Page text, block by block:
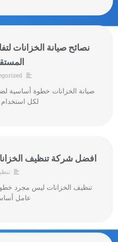
نصائح صيانة الخزانات
صيانة الخزانات خطوة أساسية
لكل
افضل شركة تنظيف
تنظيف الخزانات ليس مجرد
عامل